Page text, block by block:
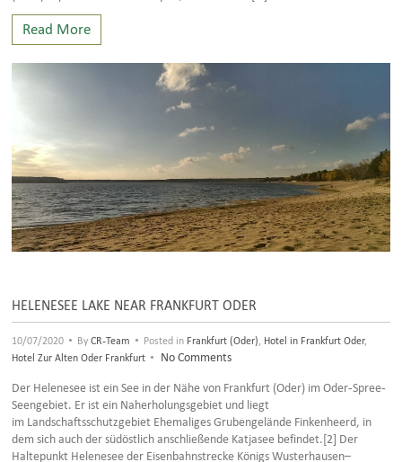
Read More
HELENESEE LAKE NEAR FRANKFURT ODER
10/07/2020 • ByCR-Team • Posted in Frankfurt (Oder) Hotel in Frankfurt Oder,
Hotel Zur Alten Oder Frankfurt • No Comments
Der Helenesee ist ein See in der Nähe von Frankfurt (Oder) im Oder-Spree-
Seengebiet. Er ist ein Naherholungsgebiet und liegt
im Landschaftsschutzgebiet Ehemaliges Grubengelände Finkenheerd, in
dem sich auch der südöstlich anschließende Katjasee befindet.[2] Der
Haltepunkt Helenesee der Eisenbahnstrecke Königs Wusterhausen–